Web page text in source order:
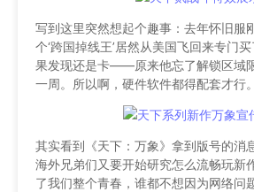
写到这里突然想起个趣事：去年怀旧服
个‘跨国掉线王’居然从美国飞回来专门
果发现还是卡——原来他忘了解锁区域
一周。所以啊，硬件软件都得配套才行。
其实看到《天下：万象》拿到版号的消
海外兄弟们又要开始研究怎么流畅玩新
了我们整个青春，谁都不想因为网络问